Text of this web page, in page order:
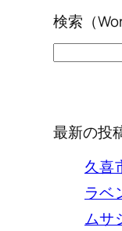
検索（
最新の投
久喜
ラベ
ムサ